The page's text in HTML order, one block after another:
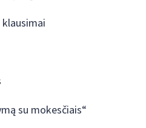
su mokesčiais“